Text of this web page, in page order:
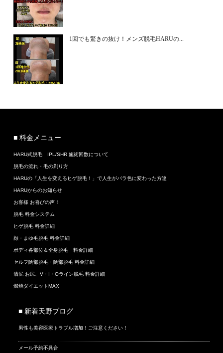
1回でも驚きの抜け！メンズ脱毛HARUの...
■ 料金メニュー
HARU式脱毛 IPL/SHR 施術回数について
脱毛の流れ・毛の剃り方
HARUの「人生を変えるヒゲ脱毛！」で人生がバラ色に変わった方達
HARUからのお知らせ
お客様 お喜びの声！
脱毛 料金システム
ヒゲ脱毛 料金詳細
顔・まゆ毛脱毛 料金詳細
ボディ各部位＆全身脱毛 料金詳細
セルフ陰部脱毛・陰部脱毛 料金詳細
清尻 お尻、V・I・Oライン脱毛 料金詳細
燃焼ダイエットMAX
■ 新着天野ブログ
男性も美容医療トラブル増加！ご注意ください！
メール予約不具合